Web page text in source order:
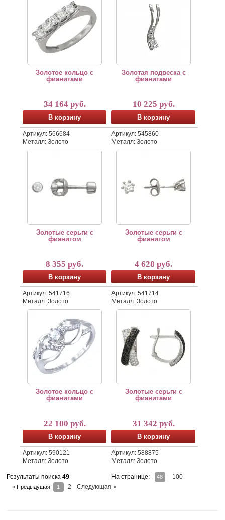
Золотое кольцо с
фианитами
34 164 руб.
В корзину
Артикул: 566684
Металл: Золото
Золотая подвеска с
фианитами
10 225 руб.
В корзину
Артикул: 545860
Металл: Золото
Золотые серьги с фианитом
Золотые серьги с
фианитом
8 355 руб.
В корзину
Артикул: 541716
Металл: Золото
Золотые серьги с фианитом
Золотые серьги с
фианитом
4 628 руб.
В корзину
Артикул: 541714
Металл: Золото
Золотое кольцо с фианитами
Золотое кольцо с
фианитами
22 100 руб.
В корзину
Артикул: 590121
Металл: Золото
Золотые серьги с фианитами
Золотые серьги с
фианитами
31 342 руб.
В корзину
Артикул: 588875
Металл: Золото
Результаты поиска 49 На странице: 48 100
« Предыдущая 1 2 Следующая »